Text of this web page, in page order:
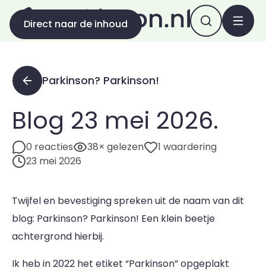
Direct naar de inhoud
Parkinson? Parkinson!
Blog 23 mei 2026.
0 reacties 38× gelezen
1 waardering
23 mei 2026
Twijfel en bevestiging spreken uit de naam van dit
blog: Parkinson? Parkinson! Een klein beetje
achtergrond hierbij.
Ik heb in 2022 het etiket “Parkinson” opgeplakt